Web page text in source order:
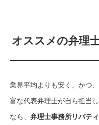
オススメの弁理
業界平均よりも安く、かつ
富な代表弁理士が自ら担当
なら、 弁理士事務所リバテ